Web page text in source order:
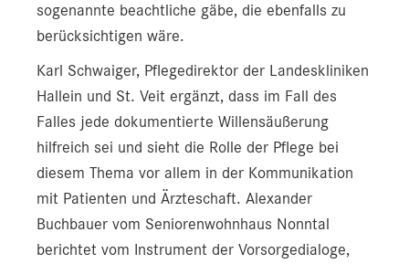
sogenannte beachtliche gäbe, die ebenfalls zu
berücksichtigen wäre.
Karl Schwaiger, Pflegedirektor der Landeskliniken
Hallein und St. Veit ergänzt, dass im Fall des
Falles jede dokumentierte Willensäußerung
hilfreich sei und sieht die Rolle der Pflege bei
diesem Thema vor allem in der Kommunikation
mit Patienten und Ärzteschaft. Alexander
Buchbauer vom Seniorenwohnhaus Nonntal
berichtet vom Instrument der Vorsorgedialoge,